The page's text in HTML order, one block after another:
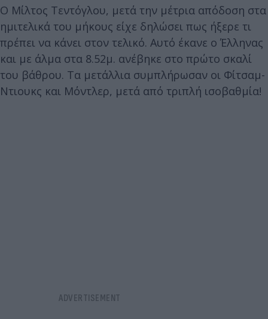
Ο Μίλτος Τεντόγλου, μετά την μέτρια απόδοση στα
ημιτελικά του μήκους είχε δηλώσει πως ήξερε τι
πρέπει να κάνει στον τελικό. Αυτό έκανε ο Έλληνας
και με άλμα στα 8.52μ. ανέβηκε στο πρώτο σκαλί
του βάθρου. Τα μετάλλια συμπλήρωσαν οι Φίτσαμ-
Ντιουκς και Μόντλερ, μετά από τριπλή ισοβαθμία!